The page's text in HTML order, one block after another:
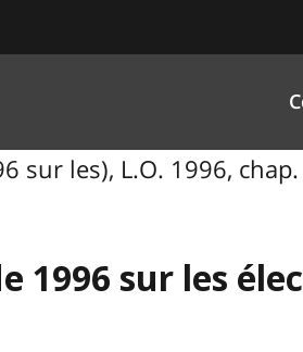
sur les), L.O. 1996,
1996 sur les